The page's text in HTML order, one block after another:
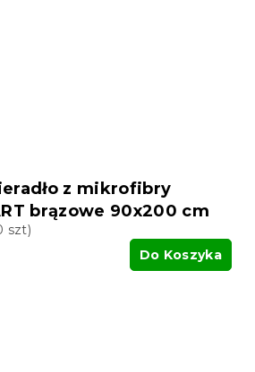
z mikrofibry
brązowe 90x200 cm
szt)
Do Koszyka